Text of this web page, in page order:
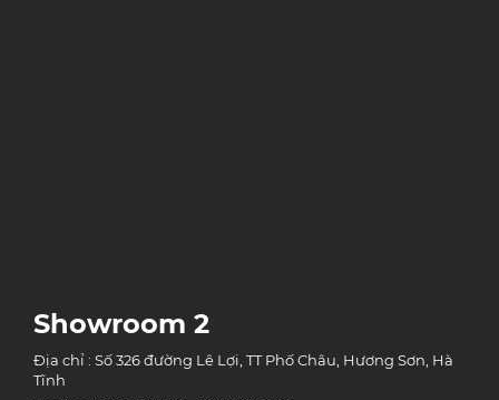
Showroom 2
Địa chỉ : Số 326 đường Lê Lợi, TT Phố Châu, Hương Sơn, Hà
Tĩnh